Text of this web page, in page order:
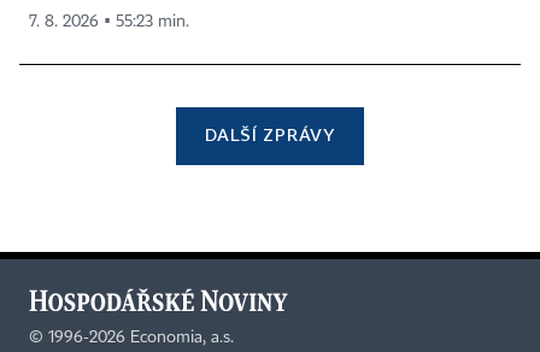
7. 8. 2026 ▪ 55:23 min.
DALŠÍ ZPRÁVY
© 1996-2026 Economia, a.s.